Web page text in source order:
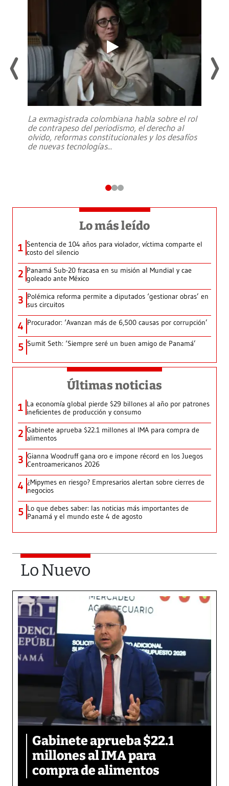
La exmagistrada colombiana habla sobre el rol
de contrapeso del periodismo, el derecho al
olvido, reformas constitucionales y los desafíos
de nuevas tecnologías...
Lo más leído
1 Sentencia de 104 años para violador, víctima comparte el
costo del silencio
2 Panamá Sub-20 fracasa en su misión al Mundial y cae
goleado ante México
3 Polémica reforma permite a diputados ‘gestionar obras’ en
sus circuitos
4 Procurador: ‘Avanzan más de 6,500 causas por corrupción’
5 Sumit Seth: ‘Siempre seré un buen amigo de Panamá’
Últimas noticias
1 La economía global pierde $29 billones al año por patrones
ineficientes de producción y consumo
2 Gabinete aprueba $22.1 millones al IMA para compra de
alimentos
3 Gianna Woodruff gana oro e impone récord en los Juegos
Centroamericanos 2026
4 ¿Mipymes en riesgo? Empresarios alertan sobre cierres de
negocios
5 Lo que debes saber: las noticias más importantes de
Panamá y el mundo este 4 de agosto
Lo Nuevo
Gabinete aprueba $22.1
millones al IMA para
compra de alimentos